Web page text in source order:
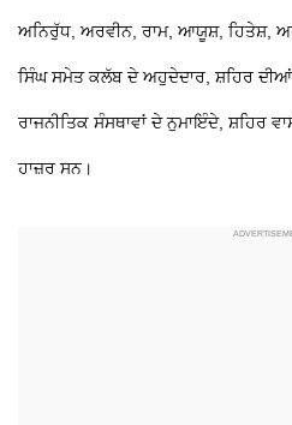
ਅਨਿਰੁੱਧ, ਅਰਵੀਨ, ਰਾਮ, ਆਯੂਸ਼, ਹਿਤੇਸ਼,
ਸਿੰਘ ਸਮੇਤ ਕਲੱਬ ਦੇ ਅਹੁਦੇਦਾਰ, ਸ਼ਹਿਰ
ਰਾਜਨੀਤਿਕ ਸੰਸਥਾਵਾਂ ਦੇ ਨੁਮਾਇੰਦੇ, ਸ਼ਹਿਰ
ਹਾਜ਼ਰ ਸਨ।